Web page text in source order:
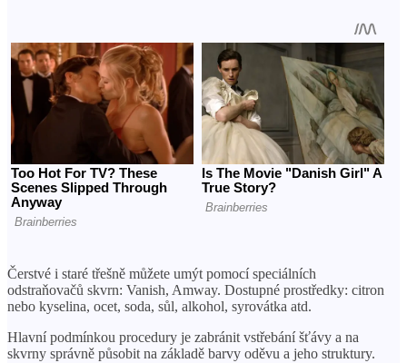
Čerstvé i staré třešně můžete umýt pomocí speciálních
odstraňovačů skvrn: Vanish, Amway. Dostupné prostředky: citron
nebo kyselina, ocet, soda, sůl, alkohol, syrovátka atd.
Hlavní podmínkou procedury je zabránit vstřebání šťávy a na
skvrny správně působit na základě barvy oděvu a jeho struktury.